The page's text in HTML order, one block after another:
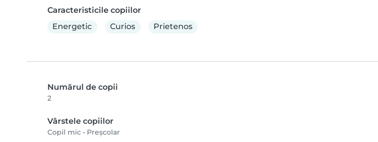
Caracteristicile copiilor
Energetic
Curios Prietenos
Numărul de copii
2
Vârstele copiilor
Copil mic • Preșcolar